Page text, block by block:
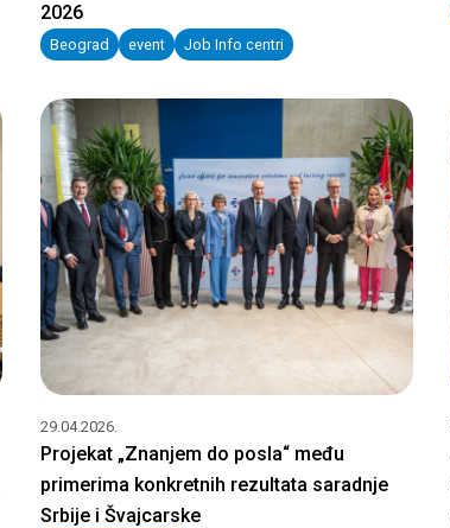
2026
Beograd event Job Info centri
29.04.2026.
Projekat „Znanjem do posla“ među
primerima konkretnih rezultata saradnje
Srbije i Švajcarske